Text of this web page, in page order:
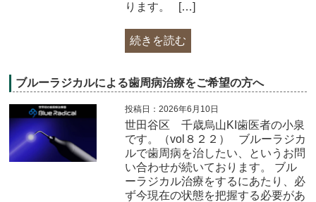
ります。 […]
続きを読む
ブルーラジカルによる歯周病治療をご希望の方へ
投稿日：2026年6月10日
世田谷区 千歳烏山KI歯医者の小泉
です。（vol８２２） ブルーラジカ
ルで歯周病を治したい、というお問
い合わせが続いております。 ブル
ーラジカル治療をするにあたり、必
ず今現在の状態を把握する必要があ